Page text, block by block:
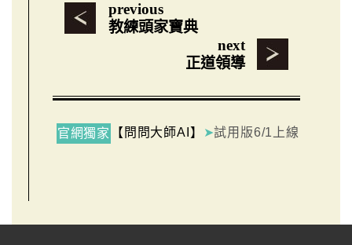
previous
教練頭家寶典
next
正道領導
官網獨家 【問問大師AI】 ➤試用版6/1上線